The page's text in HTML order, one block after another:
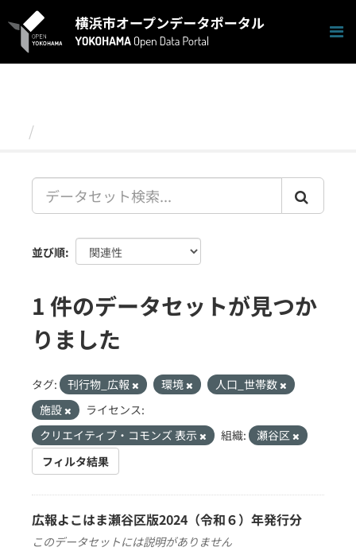
キ
並び順
1 件のデータセットが見つか
りました
タグ: 刊行物_広報 環境
人口_世帯数
施設
ライセンス:
クリエイティブ・コモンズ 表示
組織:
瀬谷区
フィルタ結果
広報よこはま瀬谷区版2024（令和６）年発行分
このデータセットには説明がありません